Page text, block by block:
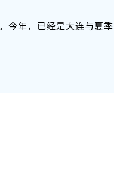
今年，已经是大连与夏季